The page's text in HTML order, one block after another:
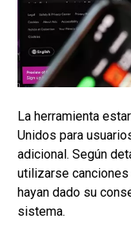
La herramienta
Unidos para
adicional. Según
utilizarse
hayan dado su
sistema.